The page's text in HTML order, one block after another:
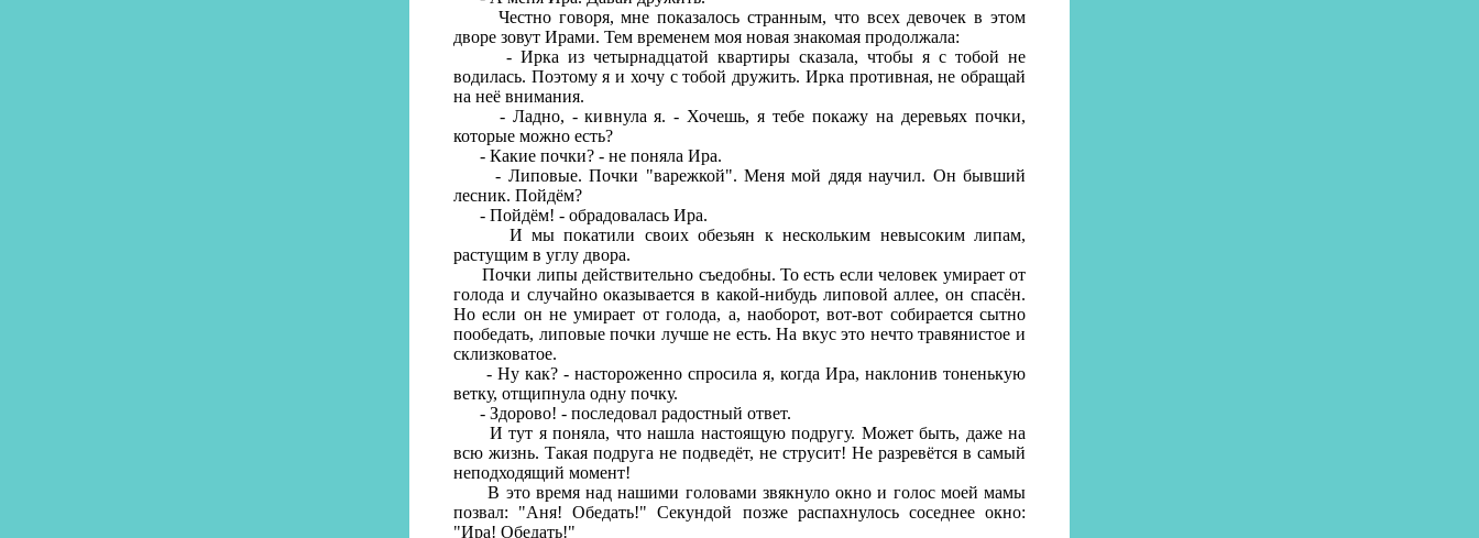
Честно говоря, мне показалось странным, что всех девочек в этом
дворе зовут Ирами. Тем временем моя новая знакомая продолжала:
- Ирка из четырнадцатой квартиры сказала, чтобы я с тобой не
водилась. Поэтому я и хочу с тобой дружить. Ирка противная, не обращай
на неё внимания.
- Ладно, - кивнула я. - Хочешь, я тебе покажу на деревьях почки,
которые можно есть?
- Какие почки? - не поняла Ира.
- Липовые. Почки "варежкой". Меня мой дядя научил. Он бывший
лесник. Пойдём?
- Пойдём! - обрадовалась Ира.
И мы покатили своих обезьян к нескольким невысоким липам,
растущим в углу двора.
Почки липы действительно съедобны. То есть если человек умирает от
голода и случайно оказывается в какой-нибудь липовой аллее, он спасён.
Но если он не умирает от голода, а, наоборот, вот-вот собирается сытно
пообедать, липовые почки лучше не есть. На вкус это нечто травянистое и
склизковатое.
- Ну как? - настороженно спросила я, когда Ира, наклонив тоненькую
ветку, отщипнула одну почку.
- Здорово! - последовал радостный ответ.
И тут я поняла, что нашла настоящую подругу. Может быть, даже на
всю жизнь. Такая подруга не подведёт, не струсит! Не разревётся в самый
неподходящий момент!
В это время над нашими головами звякнуло окно и голос моей мамы
позвал: "Аня! Обедать!" Секундой позже распахнулось соседнее окно:
"Ира! Обедать!"